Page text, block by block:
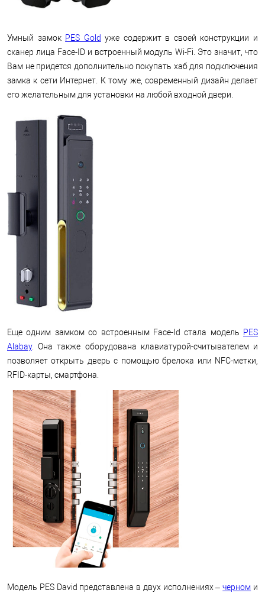
Умный замок PES Gold уже содержит в своей конструкции и
сканер лица Face-ID и встроенный модуль Wi-Fi. Это значит, что
Вам не придется дополнительно покупать хаб для подключения
замка к сети Интернет. К тому же, современный дизайн делает
его желательным для установки на любой входной двери.
Еще одним замком со встроенным Face-Id стала модель PES
Alabay. Она также оборудована клавиатурой-считывателем и
позволяет открыть дверь с помощью брелока или NFC-метки,
RFID-карты, смартфона.
Модель PES David представлена ​​в двух исполнениях –черном и